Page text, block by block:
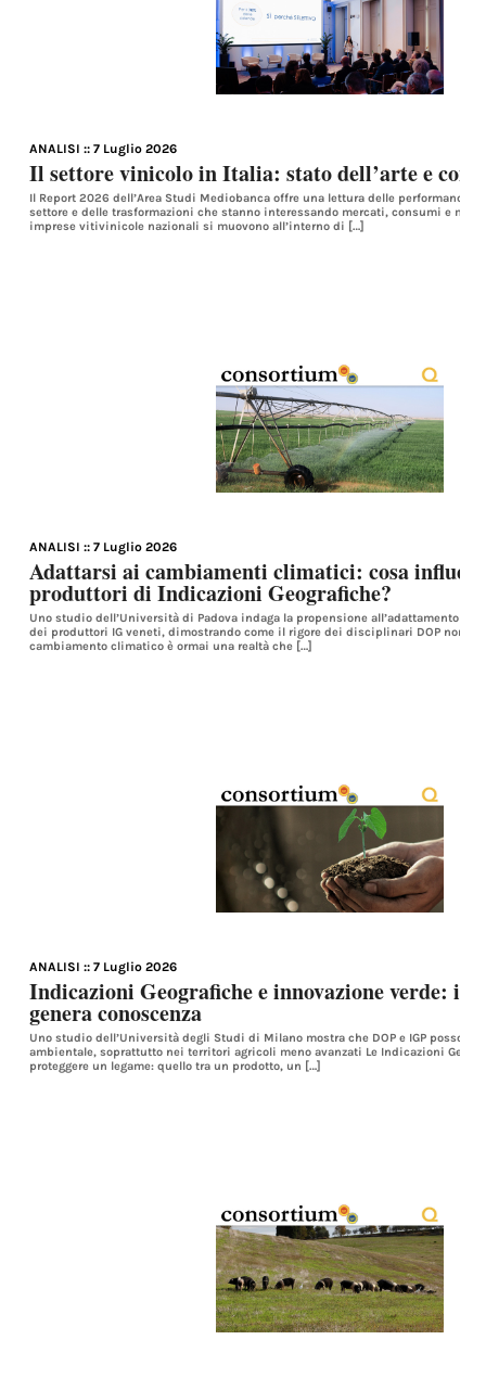
ANALISI :: 7 Luglio 2026
Il settore vinicolo in Italia: stato dell’arte e
Il Report 2026 dell’Area Studi Mediobanca offre una lettura delle performance
settore e delle trasformazioni che stanno interessando mercati, consumi e
imprese vitivinicole nazionali si muovono all’interno di […]
ANALISI :: 7 Luglio 2026
Adattarsi ai cambiamenti climatici: cosa
produttori di Indicazioni Geografiche?
Uno studio dell’Università di Padova indaga la propensione all’adattamento al
dei produttori IG veneti, dimostrando come il rigore dei disciplinari DOP non
cambiamento climatico è ormai una realtà che […]
ANALISI :: 7 Luglio 2026
Indicazioni Geografiche e innovazione verde: il
genera conoscenza
Uno studio dell’Università degli Studi di Milano mostra che DOP e IGP possono
ambientale, soprattutto nei territori agricoli meno avanzati Le Indicazioni
proteggere un legame: quello tra un prodotto, un […]